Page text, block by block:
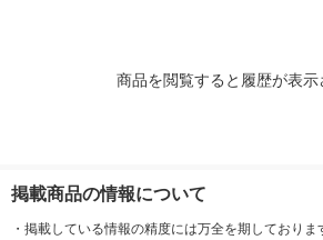
商品を閲覧すると履歴が表示
掲載商品の情報について
・ 掲載している情報の精度には万全を期しておりま